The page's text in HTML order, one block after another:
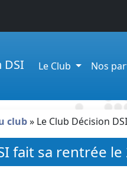
DSI Le Club Nos
club» Le Club Décision
fait sa rentrée